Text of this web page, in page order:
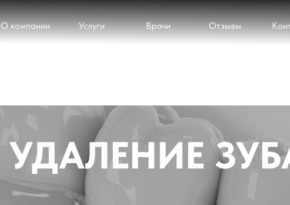
Услуги Врачи
О компании Отзывы
УДАЛЕНИЕ